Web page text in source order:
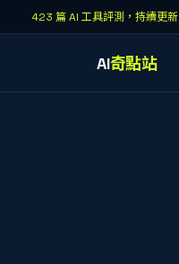
423 篇 AI 工具評測，持續更新
AI奇點站